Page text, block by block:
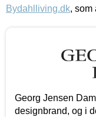
Bydahlliving.dk, som
Georg Jensen
designbrand, og i